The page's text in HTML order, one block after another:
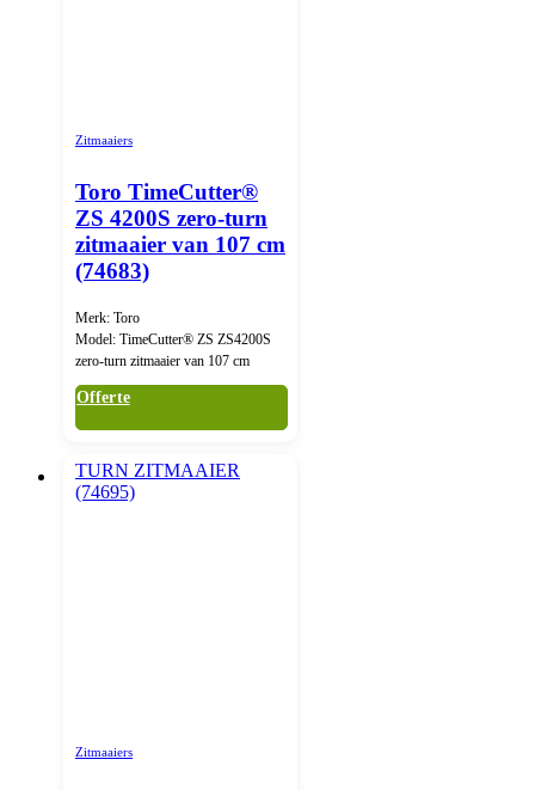
Zitmaaiers
Toro TimeCutter®
ZS 4200S zero-turn
zitmaaier van 107 cm
(74683)
Merk: Toro
Model: TimeCutter® ZS ZS4200S
zero-turn zitmaaier van 107 cm
Offerte
Zitmaaiers